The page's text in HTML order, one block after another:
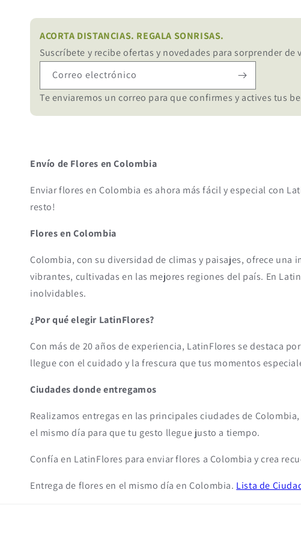
ACORTA DISTANCIAS. REGALA SONRISAS.
Suscríbete y recibe ofertas y novedades para sorprender de
Correo electrónico
Te enviaremos un correo para que confirmes y actives tus
Envío de Flores en Colombia
Enviar flores en Colombia es ahora más fácil y especial con
resto!
Flores en Colombia
Colombia, con su diversidad de climas y paisajes, ofrece una
vibrantes, cultivadas en las mejores regiones del país. En
inolvidables.
¿Por qué elegir LatinFlores?
Con más de 20 años de experiencia, LatinFlores se destaca
llegue con el cuidado y la frescura que tus momentos
Ciudades donde entregamos
Realizamos entregas en las principales ciudades de
el mismo día para que tu gesto llegue justo a tiempo.
Confía en LatinFlores para enviar flores a Colombia y crea
Entrega de flores en el mismo día en Colombia. Lista de